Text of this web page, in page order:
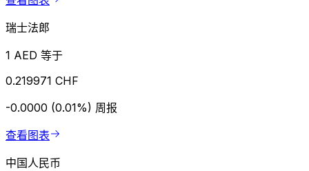
瑞士法郎
1 AED 等于
0.219971 CHF
-0.0000 (0.01%) 周报
查看图表
中国人民币